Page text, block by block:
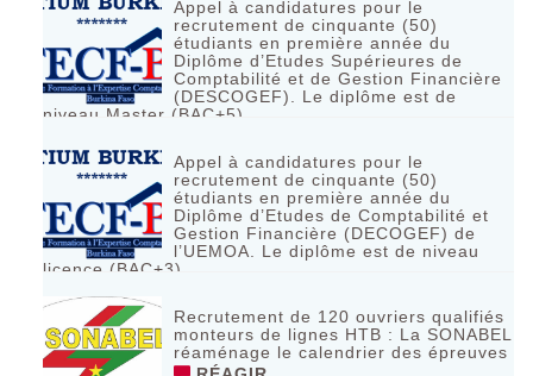
Appel à candidatures pour le
recrutement de cinquante (50)
étudiants en première année du
Diplôme d’Etudes Supérieures de
Comptabilité et de Gestion Financière
(DESCOGEF). Le diplôme est de
niveau Master (BAC+5)
Appel à candidatures pour le
recrutement de cinquante (50)
étudiants en première année du
Diplôme d’Etudes de Comptabilité et
Gestion Financière (DECOGEF) de
l’UEMOA. Le diplôme est de niveau
licence (BAC+3)
Recrutement de 120 ouvriers qualifiés
monteurs de lignes HTB : La SONABEL
réaménage le calendrier des épreuves